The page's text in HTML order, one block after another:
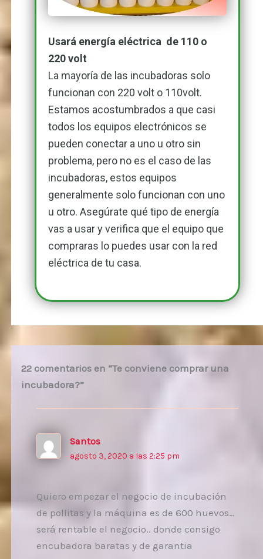
Usará energía eléctrica de 110 o
220 volt
La mayoría de las incubadoras solo
funcionan con 220 volt o 110volt.
Estamos acostumbrados a que casi
todos los equipos electrónicos se
pueden conectar a uno u otro sin
problema, pero no es el caso de las
incubadoras, estos equipos
generalmente solo funcionan con uno
u otro. Asegúrate qué tipo de energía
vas a usar y verifica que el equipo que
compraras lo puedes usar con la red
eléctrica de tu casa.
22 comentarios en “Te conviene comprar una
incubadora?”
Santos
agosto 3, 2020 a las 2:25 pm
Quiero empezar el negocio de incubación
de pollitas y la máquina es de 600 huevos…
será rentable el negocio.. donde consigo
encubadora baratas y de garantia